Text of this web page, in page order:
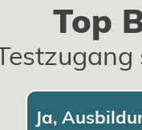
Top
Ja,